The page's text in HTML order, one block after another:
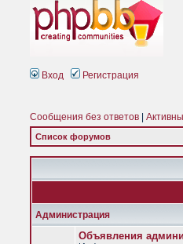
Вход Регистрация
Сообщения без ответов
Список форумов
Администрация
Объявления